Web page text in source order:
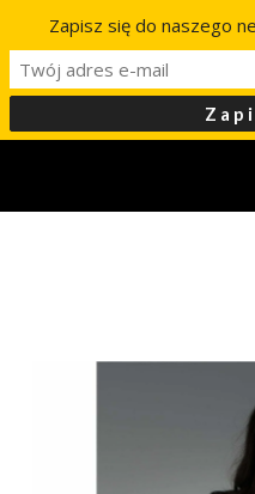
Zapisz się do naszego